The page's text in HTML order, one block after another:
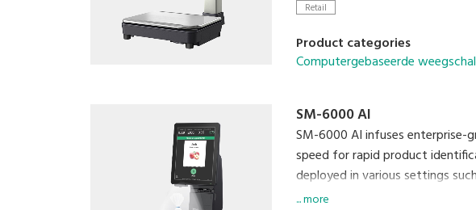
Retail
Product categories
Computergebaseerde
SM-6000 AI
SM-6000 AI infuses enterprise-
speed for rapid product
deployed in various settings
... more